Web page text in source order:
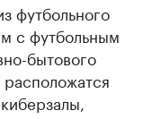
футбольного
с футбольным
бытового